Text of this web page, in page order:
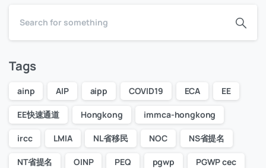
Tags
ainp AIP aipp COVID19 ECA EE
EE快速通道 Hongkong immca-hongkong
ircc LMIA NL省移民 NOC NS省提名
NT省提名 OINP PEQ pgwp PGWP cec